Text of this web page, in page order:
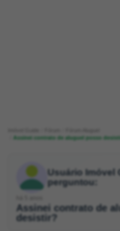
Assinei contrato de aluguel posso
Usuário Imóvel
perguntou:
Assinei contrato de
desistir?